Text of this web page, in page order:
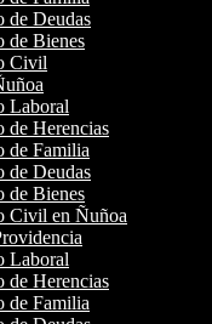
de Deudas
de Bienes
Civil
Laboral
de Herencias
de Familia
de Deudas
de Bienes
Civil en Ñuñoa
Laboral
de Herencias
de Familia